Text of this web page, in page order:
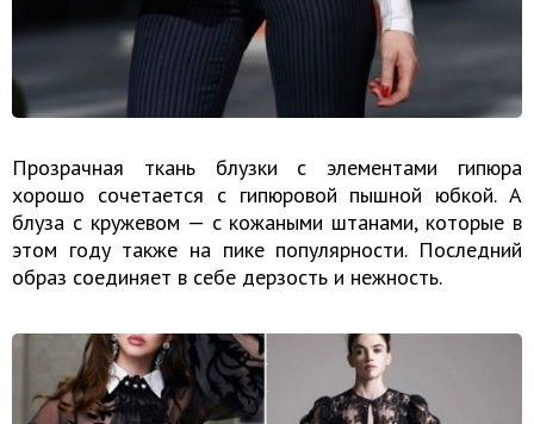
Прозрачная ткань блузки с элементами гипюра
хорошо сочетается с гипюровой пышной юбкой. А
блуза с кружевом — с кожаными штанами, которые в
этом году также на пике популярности. Последний
образ соединяет в себе дерзость и нежность.